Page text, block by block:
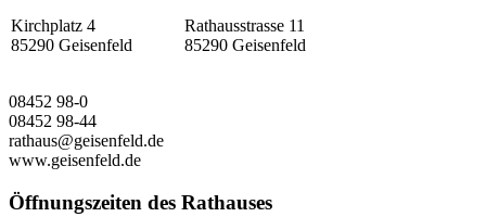
Kirchplatz 4
85290 Geisenfeld
Rathausstrasse 11
85290 Geisenfeld
08452 98-0
08452 98-44
rathaus@geisenfeld.de
www.geisenfeld.de
Öffnungszeiten des Rathauses